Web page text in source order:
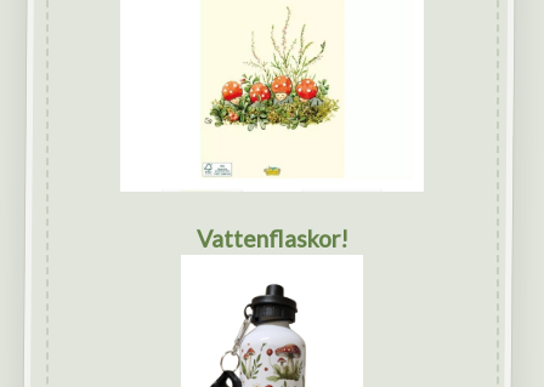
Vattenflaskor!